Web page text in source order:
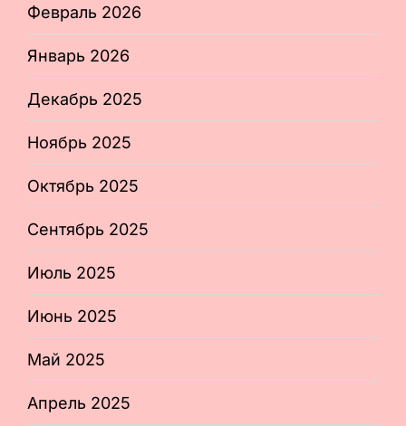
Февраль 2026
Январь 2026
Декабрь 2025
Ноябрь 2025
Октябрь 2025
Сентябрь 2025
Июль 2025
Июнь 2025
Май 2025
Апрель 2025